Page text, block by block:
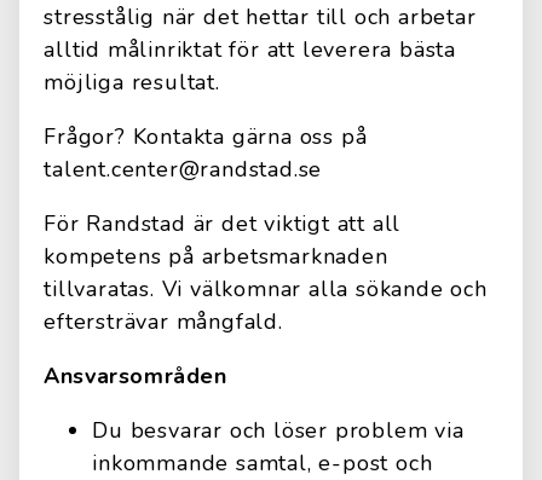
stresstålig när det hettar till och arbetar
alltid målinriktat för att leverera bästa
möjliga resultat.
Frågor? Kontakta gärna oss på
talent.center@randstad.se
För Randstad är det viktigt att all
kompetens på arbetsmarknaden
tillvaratas. Vi välkomnar alla sökande och
eftersträvar mångfald.
Ansvarsområden
Du besvarar och löser problem via
inkommande samtal, e-post och